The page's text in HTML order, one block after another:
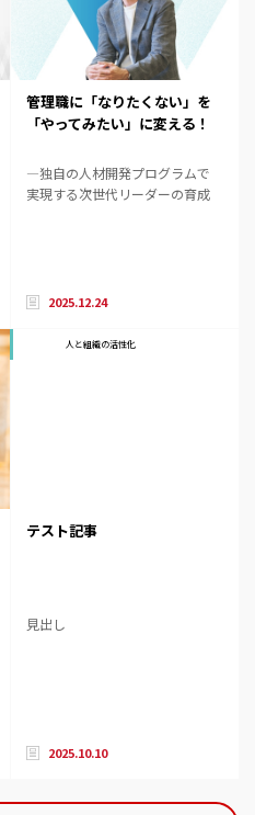
管理職に「なりたくない」を
「やってみたい」に変える！
―独自の人材開発プログラムで
実現する次世代リーダーの育成
2025.12.24
人と組織の活性化
テスト記事
見出し
2025.10.10